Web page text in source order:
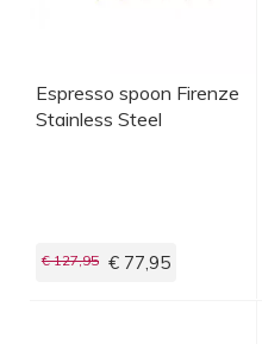
Espresso spoon Firenze
Stainless Steel
€ 127,95 € 77,95